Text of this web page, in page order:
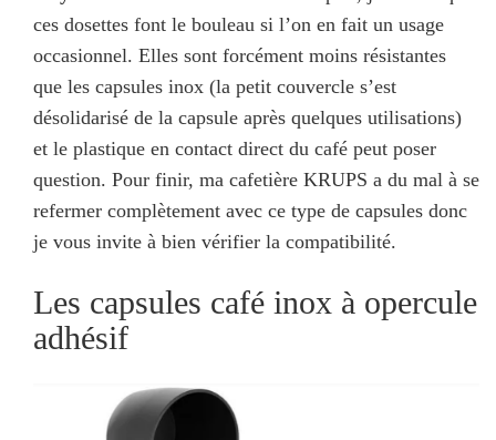
ces dosettes font le bouleau si l’on en fait un usage
occasionnel. Elles sont forcément moins résistantes
que les capsules inox (la petit couvercle s’est
désolidarisé de la capsule après quelques utilisations)
et le plastique en contact direct du café peut poser
question. Pour finir, ma cafetière KRUPS a du mal à se
refermer complètement avec ce type de capsules donc
je vous invite à bien vérifier la compatibilité.
Les capsules café inox à opercule
adhésif